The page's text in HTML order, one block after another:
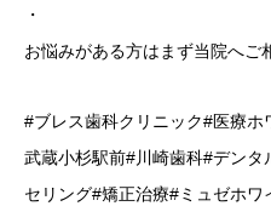
・
お悩みがある方はまず当院へ
#ブレス歯科クリニック#医療
武蔵小杉駅前#川崎歯科#デン
セリング#矯正治療#ミュゼホワ